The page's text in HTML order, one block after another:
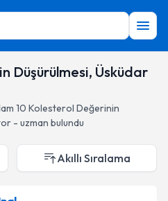
Düşürülmesi, Üsküdar
10 Kolesterol Değerinin
- uzman bulundu
Akıllı Sıralama